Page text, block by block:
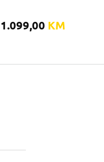
1.099,00 KM